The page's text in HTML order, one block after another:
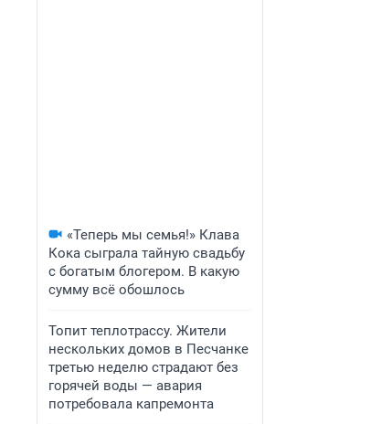
«Теперь мы семья!» Клава
Кока сыграла тайную свадьбу
с богатым блогером. В какую
сумму всё обошлось
Топит теплотрассу. Жители
нескольких домов в Песчанке
третью неделю страдают без
горячей воды — авария
потребовала капремонта